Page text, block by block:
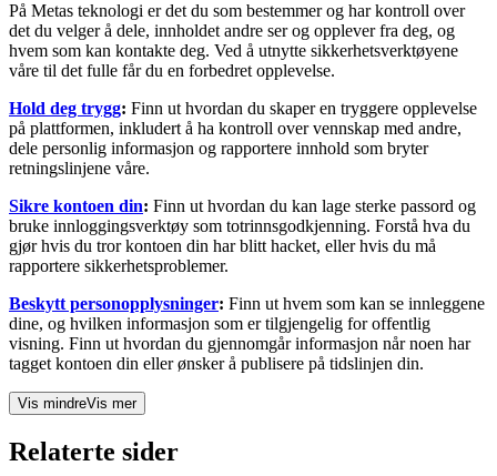
På Metas teknologi er det du som bestemmer og har kontroll over
det du velger å dele, innholdet andre ser og opplever fra deg, og
hvem som kan kontakte deg. Ved å utnytte sikkerhetsverktøyene
våre til det fulle får du en forbedret opplevelse.
Hold deg trygg: Finn ut hvordan du skaper en tryggere opplevelse
på plattformen, inkludert å ha kontroll over vennskap med andre,
dele personlig informasjon og rapportere innhold som bryter
retningslinjene våre.
Sikre kontoen din: Finn ut hvordan du kan lage sterke passord og
bruke innloggingsverktøy som totrinnsgodkjenning. Forstå hva du
gjør hvis du tror kontoen din har blitt hacket, eller hvis du må
rapportere sikkerhetsproblemer.
Beskytt personopplysninger: Finn ut hvem som kan se innleggene
dine, og hvilken informasjon som er tilgjengelig for offentlig
visning. Finn ut hvordan du gjennomgår informasjon når noen har
tagget kontoen din eller ønsker å publisere på tidslinjen din.
Vis mindreVis mer
Relaterte sider